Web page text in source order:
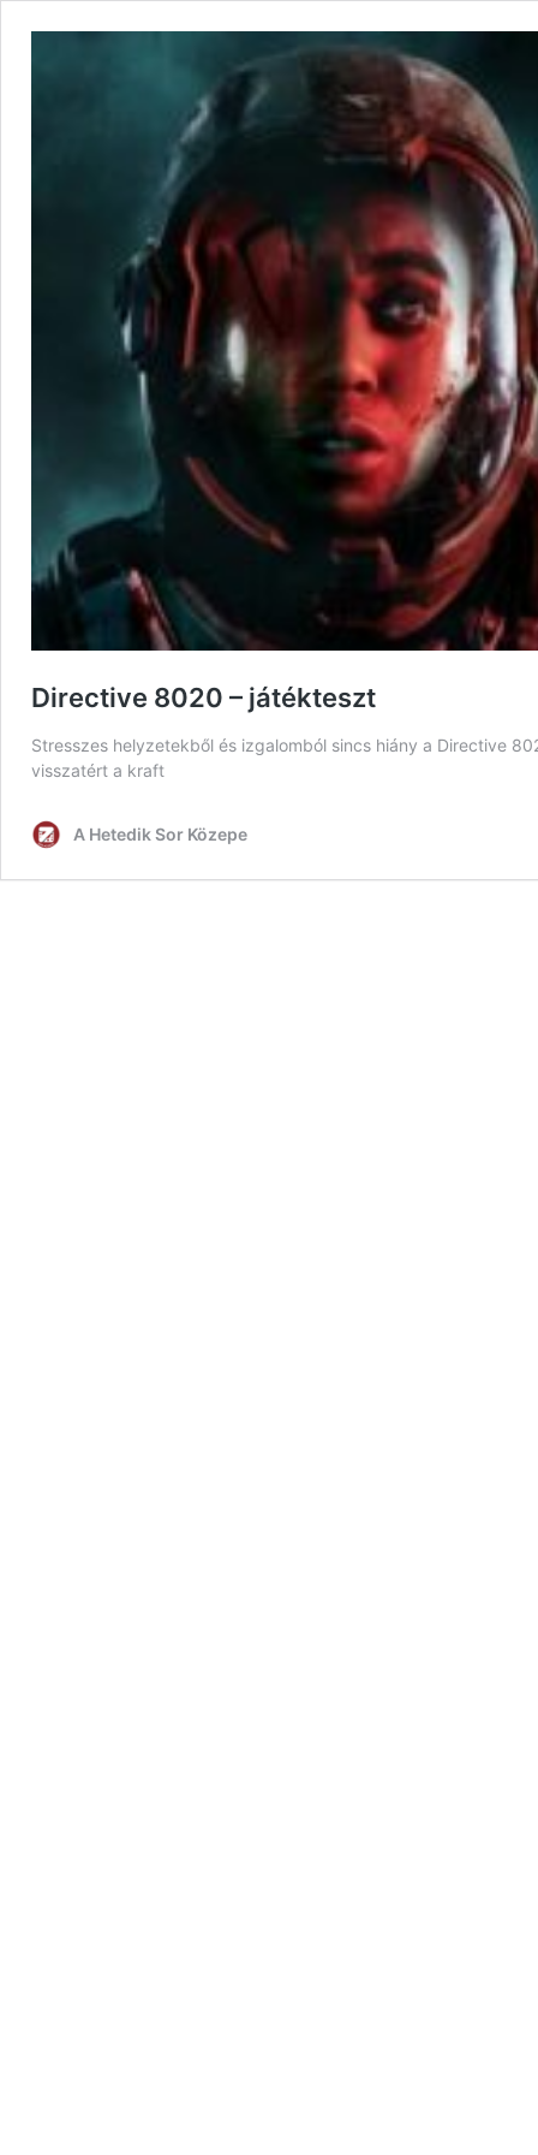
Directive 8020 – játékteszt
Stresszes helyzetekből és izgalomból sincs hiány a Directive
visszatért a kraft
A Hetedik Sor Közepe